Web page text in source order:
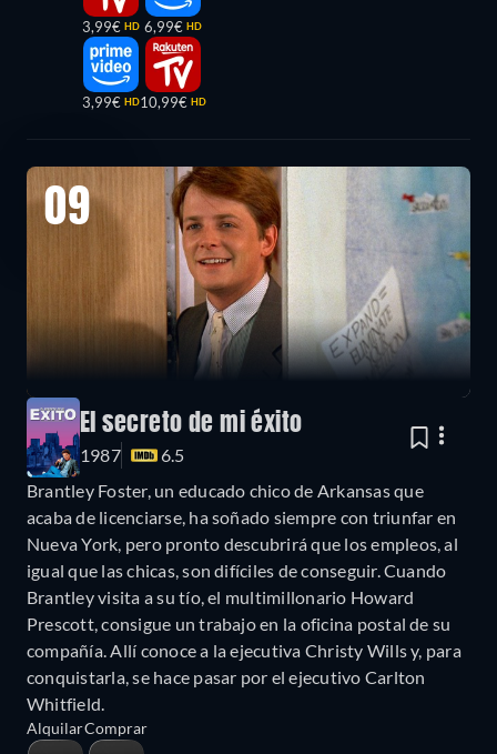
3,99€ HD
3,99€ HD
6,99€ HD
10,99€ HD
09
El secreto de mi éxito
1987
6.5
Brantley Foster, un educado chico de Arkansas que
acaba de licenciarse, ha soñado siempre con triunfar en
Nueva York, pero pronto descubrirá que los empleos, al
igual que las chicas, son difíciles de conseguir. Cuando
Brantley visita a su tío, el multimillonario Howard
Prescott, consigue un trabajo en la oficina postal de su
compañía. Allí conoce a la ejecutiva Christy Wills y, para
conquistarla, se hace pasar por el ejecutivo Carlton
Whitfield.
AlquilarComprar